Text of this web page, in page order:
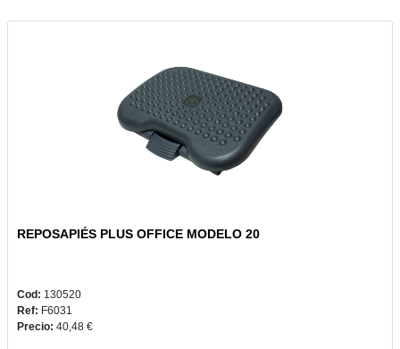
REPOSAPIÉS PLUS OFFICE MODELO 20
Cod: 130520
Ref: F6031
Precio: 40,48 €
BELLAS